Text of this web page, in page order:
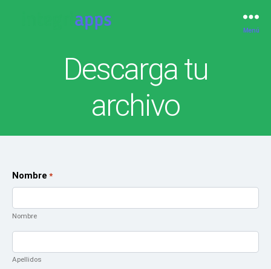
Menú
Descarga tu
archivo
Nombre *
Nombre
Apellidos